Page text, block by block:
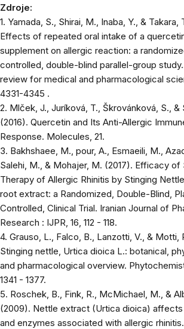
Zdroje:
1. Yamada, S., Shirai, M., Inaba, Y., & Takara,
Effects of repeated oral intake of a
supplement on allergic reaction: a
controlled, double-blind parallel-group
review for medical and pharmacological
4331-4345 .
2. Mlček, J., Juríková, T., Škrovánková, S., &
(2016). Quercetin and Its Anti-Allergic
Response. Molecules, 21.
3. Bakhshaee, M., pour, A., Esmaeili, M.,
Salehi, M., & Mohajer, M. (2017). Efficacy of
Therapy of Allergic Rhinitis by Stinging
root extract: a Randomized, Double-Blind,
Controlled, Clinical Trial. Iranian Journal of
Research : IJPR, 16, 112 - 118.
4. Grauso, L., Falco, B., Lanzotti, V., & Motti,
Stinging nettle, Urtica dioica L.: botanical,
and pharmacological overview.
1341 - 1377.
5. Roschek, B., Fink, R., McMichael, M., &
(2009). Nettle extract (Urtica dioica)
and enzymes associated with allergic rhinitis.